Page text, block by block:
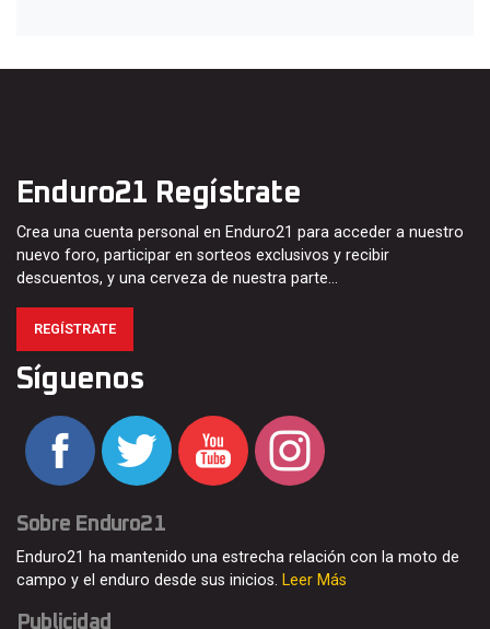
Enduro21 Regístrate
Crea una cuenta personal en Enduro21 para acceder a nuestro
nuevo foro, participar en sorteos exclusivos y recibir
descuentos, y una cerveza de nuestra parte…
REGÍSTRATE
Síguenos
Sobre Enduro21
Enduro21 ha mantenido una estrecha relación con la moto de
campo y el enduro desde sus inicios. Leer Más
Publicidad